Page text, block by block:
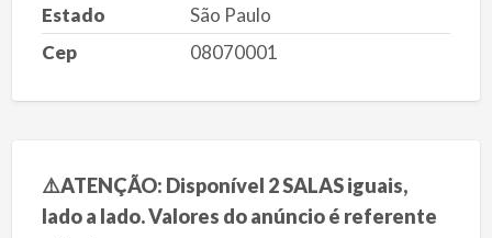
Estado
São Paulo
Cep
08070001
⚠️ATENÇÃO: Disponível 2 SALAS iguais,
lado a lado. Valores do anúncio é referente